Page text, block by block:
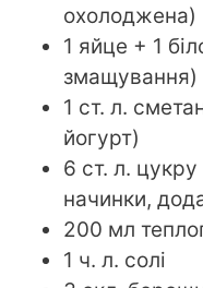
охолоджена)
1 яйце + 1
змащування)
1 ст. л.
йогурт)
6 ст. л.
начинки,
200 мл
1 ч. л. солі